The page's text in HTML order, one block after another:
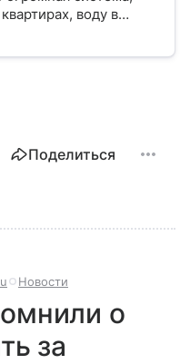
воду в
во дворах.
Поделиться
Новости
о
за